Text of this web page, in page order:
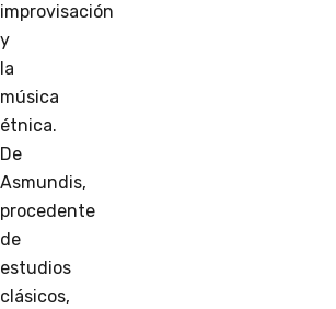
improvisación
y
la
música
étnica.
De
Asmundis,
procedente
de
estudios
clásicos,